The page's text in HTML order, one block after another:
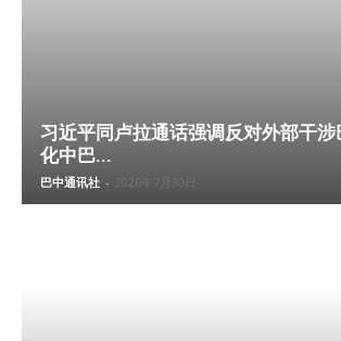
习近平同卢拉通话强调反对外部干涉
化中巴...
巴中通讯社 - 2026年7月30日